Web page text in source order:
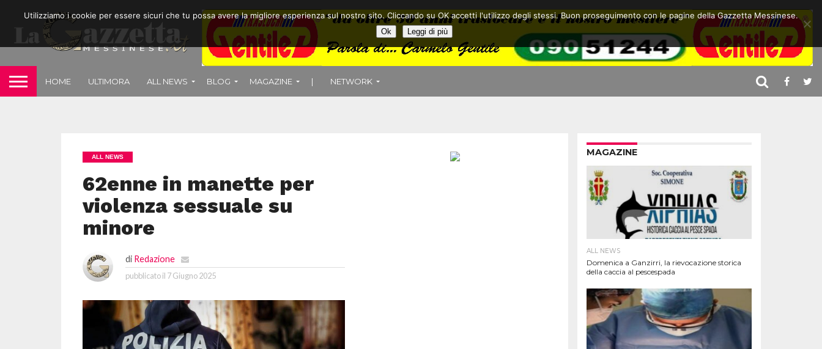
HOME ULTIMORA ALL NEWS BLOG MAGAZINE | NETWORK
ALL NEWS
62enne in manette per
violenza sessuale su
minore
di Redazione
pubblicato il 7 Giugno 2025
MAGAZINE
ALL NEWS
Domenica a Ganzirri, la rievocazione storica
della caccia al pescespada
Utilizziamo i cookie per essere sicuri che tu possa avere la migliore esperienza sul nostro sito. Cliccando su OK accetti l'utilizzo degli stessi. Buon proseguimento con le pagine della Gazzetta Messinese.
Ok Leggi di più